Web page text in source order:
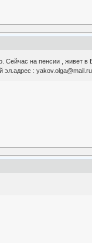
на пенсии , живет в
: